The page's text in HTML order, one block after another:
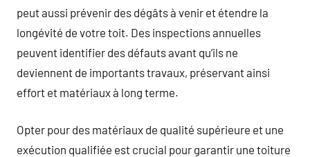
peut aussi prévenir des dégâts à venir et étendre la
longévité de votre toit. Des inspections annuelles
peuvent identifier des défauts avant qu’ils ne
deviennent de importants travaux, préservant ainsi
effort et matériaux à long terme.
Opter pour des matériaux de qualité supérieure et une
exécution qualifiée est crucial pour garantir une toiture